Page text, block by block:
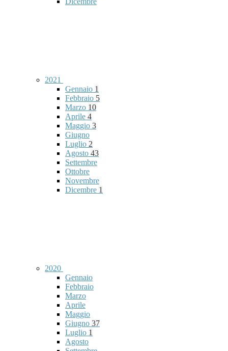
2021
Gennaio 1
Febbraio 5
Marzo 10
Aprile 4
Maggio 3
Giugno
Luglio 2
Agosto 43
Settembre
Ottobre
Novembre
Dicembre 1
2020
Gennaio
Febbraio
Marzo
Aprile
Maggio
Giugno 37
Luglio 1
Agosto